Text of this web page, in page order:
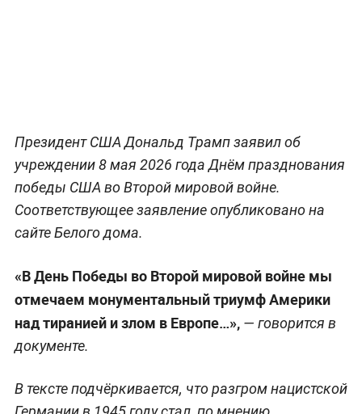
Президент США Дональд Трамп заявил об
учреждении 8 мая 2026 года Днём празднования
победы США во Второй мировой войне.
Соответствующее заявление опубликовано на
сайте Белого дома.
«В День Победы во Второй мировой войне мы
отмечаем монументальный триумф Америки
над тиранией и злом в Европе…»,— говорится в
документе.
В тексте подчёркивается, что разгром нацистской